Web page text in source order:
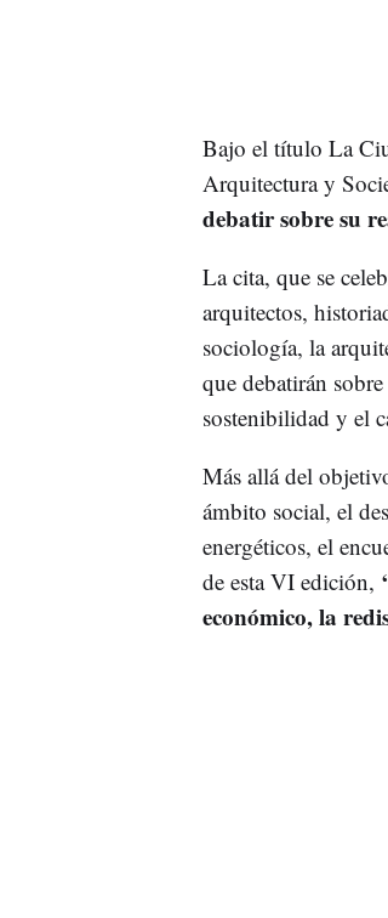
Bajo el título La
Arquitectura y
debatir sobre su
La cita, que se
arquitectos,
sociología, la
que debatirán
sostenibilidad y el
Más allá del
ámbito social, el
energéticos, el
de esta VI edición,
económico, la